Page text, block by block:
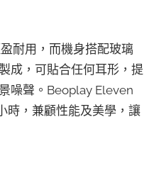
耐用，而機身搭配玻璃
成，可貼合任何耳形，提
噪聲。Beoplay Eleven
時，兼顧性能及美學，讓